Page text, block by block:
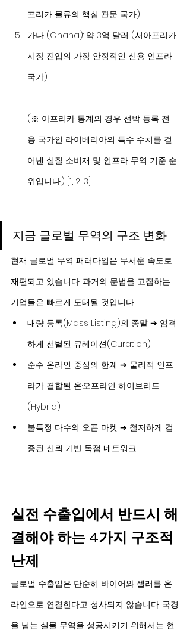
프리카 물류의 핵심 관문 국가)
가나 (Ghana): 약 3억 달러 (서아프리카
시장 진입의 가장 안정적인 신용 인프라
국가)
(※ 아프리카 통계의 경우 선박 등록 전
용 국가인 라이베리아의 특수 수치를 걷
어낸 실질 소비재 및 인프라 무역 기준 순
위입니다.) [1, 2, 3]
지금 글로벌 무역의 구조 변화
현재 글로벌 무역 패러다임은 무서운 속도로
재편되고 있습니다. 과거의 문법을 고집하는
기업들은 빠르게 도태될 것입니다.
대량 등록(Mass Listing)의 종말 ➔ 엄격
하게 선별된 큐레이션(Curation)
순수 온라인 중심의 한계 ➔ 물리적 인프
라가 결합된 온·오프라인 하이브리드
(Hybrid)
불특정 다수의 오픈 마켓 ➔ 철저하게 검
증된 신뢰 기반 독점 네트워크
실전 수출입에서 반드시 해
결해야 하는 4가지 구조적
난제
글로벌 수출입은 단순히 바이어와 셀러를 온
라인으로 연결한다고 성사되지 않습니다. 국경
을 넘는 실물 무역을 성공시키기 위해서는 현